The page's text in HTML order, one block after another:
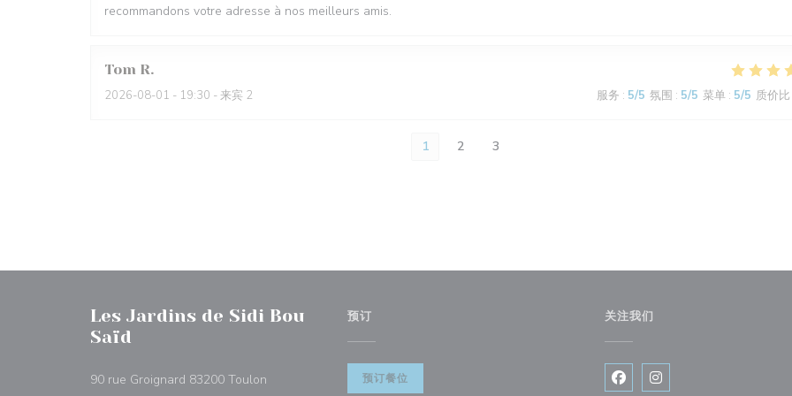
recommandons votre adresse à nos meilleurs amis.
Tom R
2026-08-01 - 19:30 - 来宾 2 服务 : 5/5 氛围 : 5/5 菜单 : 5/5 质价比
1 2 3
Les Jardins de Sidi Bou
Saïd
90 rue Groignard 83200 Toulon ((在新窗口中打开))
预订
预订餐位
关注我们
Facebook ((在新窗口中打开))
Instagram ((在新窗口